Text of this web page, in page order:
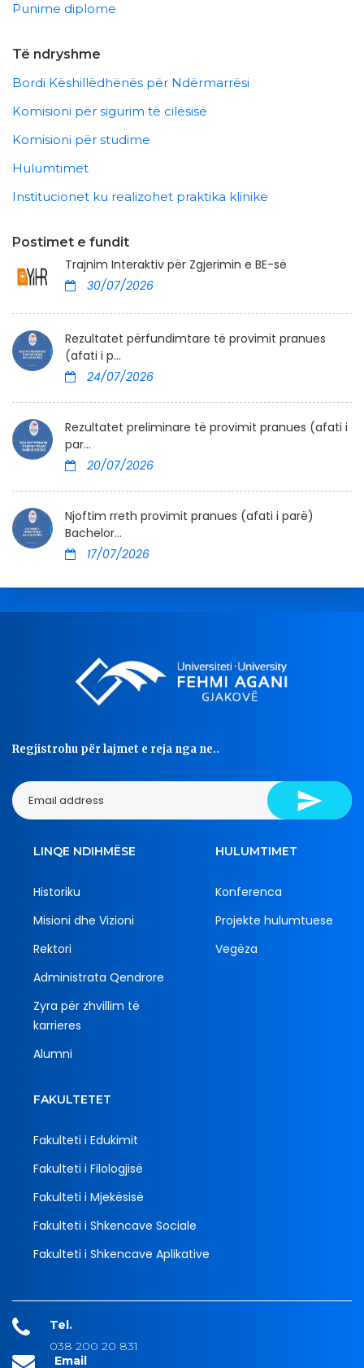
Punime diplome
Të ndryshme
Bordi Këshillëdhënës për Ndërmarrësi
Komisioni për sigurim të cilësisë
Komisioni për studime
Hulumtimet
Institucionet ku realizohet praktika klinike
Postimet e fundit
Trajnim Interaktiv për Zgjerimin e BE-së
30/07/2026
Rezultatet përfundimtare të provimit pranues
(afati i p...
24/07/2026
Rezultatet preliminare të provimit pranues (afati i
par...
20/07/2026
Njoftim rreth provimit pranues (afati i parë)
Bachelor...
17/07/2026
Regjistrohu për lajmet e reja nga ne..
LINQE NDIHMËSE
Historiku
Misioni dhe Vizioni
Rektori
Administrata Qendrore
Zyra për zhvillim të
karrieres
Alumni
HULUMTIMET
Konferenca
Projekte hulumtuese
Vegëza
FAKULTETET
Fakulteti i Edukimit
Fakulteti i Filologjisë
Fakulteti i Mjekësisë
Fakulteti i Shkencave Sociale
Fakulteti i Shkencave Aplikative
Tel.
038 200 20 831
Email